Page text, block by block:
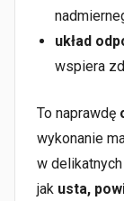
układ
wspiera
To naprawdę
wykonanie
w
jak usta,